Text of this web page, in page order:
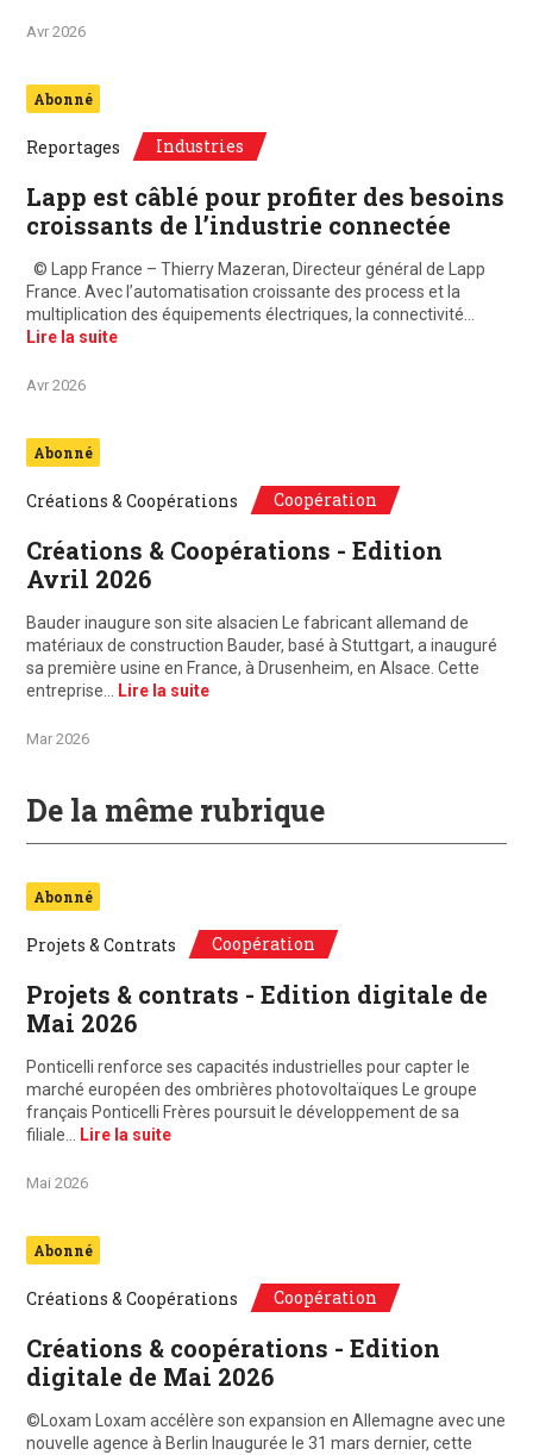
Avr 2026
Abonné
Reportages Industries
Lapp est câblé pour profiter des besoins
croissants de l’industrie connectée
© Lapp France – Thierry Mazeran, Directeur général de Lapp
France. Avec l’automatisation croissante des process et la
multiplication des équipements électriques, la connectivité…
Lire la suite
Avr 2026
Abonné
Créations & Coopérations Coopération
Créations & Coopérations - Edition
Avril 2026
Bauder inaugure son site alsacien Le fabricant allemand de
matériaux de construction Bauder, basé à Stuttgart, a inauguré
sa première usine en France, à Drusenheim, en Alsace. Cette
entreprise…
Lire la suite
Mar 2026
De la même rubrique
Abonné
Projets & Contrats Coopération
Projets & contrats - Edition digitale de
Mai 2026
Ponticelli renforce ses capacités industrielles pour capter le
marché européen des ombrières photovoltaïques Le groupe
français Ponticelli Frères poursuit le développement de sa
filiale…
Lire la suite
Mai 2026
Abonné
Créations & Coopérations Coopération
Créations & coopérations - Edition
digitale de Mai 2026
©Loxam Loxam accélère son expansion en Allemagne avec une
nouvelle agence à Berlin Inaugurée le 31 mars dernier, cette